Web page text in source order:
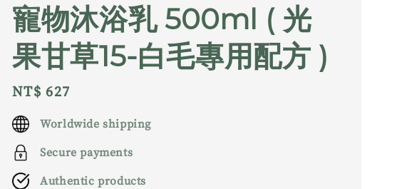
寵物沐浴乳 500ml ( 光
果甘草15-白毛專用配方 )
Regular
price
NT$ 627
Worldwide shipping
Secure payments
Authentic products